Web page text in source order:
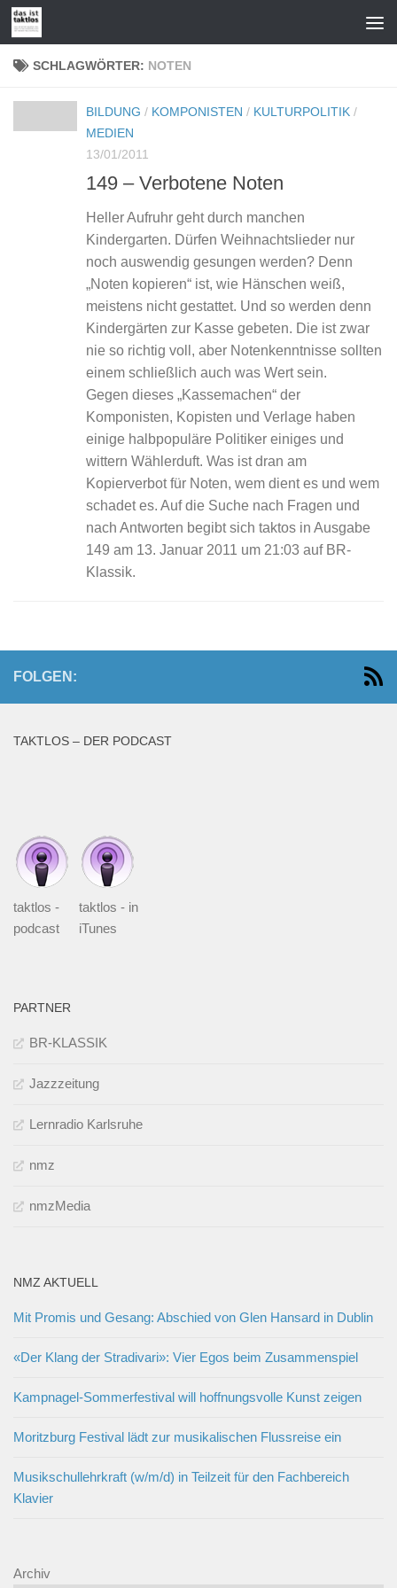
Zum Inhalt springen
SCHLAGWÖRTER: NOTEN
BILDUNG / KOMPONISTEN / KULTURPOLITIK /
MEDIEN
13/01/2011
149 – Verbotene Noten
Heller Aufruhr geht durch manchen
Kindergarten. Dürfen Weihnachtslieder nur
noch auswendig gesungen werden? Denn
„Noten kopieren“ ist, wie Hänschen weiß,
meistens nicht gestattet. Und so werden denn
Kindergärten zur Kasse gebeten. Die ist zwar
nie so richtig voll, aber Notenkenntnisse sollten
einem schließlich auch was Wert sein.
Gegen dieses „Kassemachen“ der
Komponisten, Kopisten und Verlage haben
einige halbpopuläre Politiker einiges und
wittern Wählerduft. Was ist dran am
Kopierverbot für Noten, wem dient es und wem
schadet es. Auf die Suche nach Fragen und
nach Antworten begibt sich taktos in Ausgabe
149 am 13. Januar 2011 um 21:03 auf BR-
Klassik.
FOLGEN:
TAKTLOS – DER PODCAST
taktlos -
podcast
taktlos - in
iTunes
PARTNER
BR-KLASSIK
Jazzzeitung
Lernradio Karlsruhe
nmz
nmzMedia
NMZ AKTUELL
Mit Promis und Gesang: Abschied von Glen Hansard in Dublin
«Der Klang der Stradivari»: Vier Egos beim Zusammenspiel
Kampnagel-Sommerfestival will hoffnungsvolle Kunst zeigen
Moritzburg Festival lädt zur musikalischen Flussreise ein
Musikschullehrkraft (w/m/d) in Teilzeit für den Fachbereich
Klavier
Archiv